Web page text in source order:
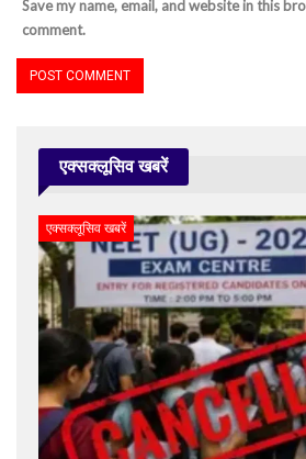
Save my name, email, and website in this
comment.
एक्सक्लूसिव खबरें
एक्सक्लूसिव खबरें